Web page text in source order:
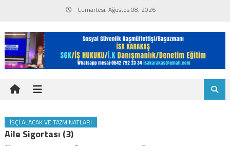
content
Cumartesi, Ağustos 08, 2026
İŞÇI ALACAK VE TAZMINATLARI
Aile Sigortası (3)